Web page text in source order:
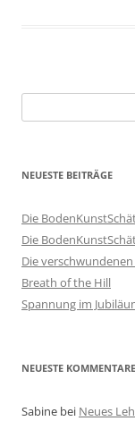
nach:
NEUESTE BEITRÄGE
Die
Die
Die
Breath of the Hill
Spannung im
NEUESTE KOMMENTARE
Sabine bei Neues